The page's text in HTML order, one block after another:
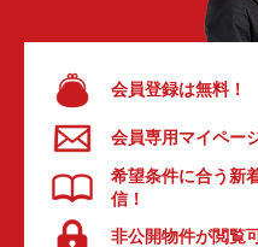
会員登録は無料！
会員専用マイペー
希望条件に合う新
信！
非公開物件が閲覧